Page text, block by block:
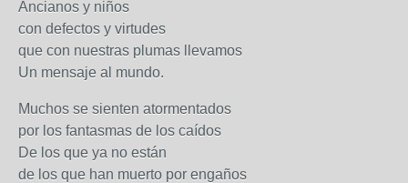
Ancianos y niños
con defectos y virtudes
que con nuestras plumas llevamos
Un mensaje al mundo.
Muchos se sienten atormentados
por los fantasmas de los caídos
De los que ya no están
de los que han muerto por engaños